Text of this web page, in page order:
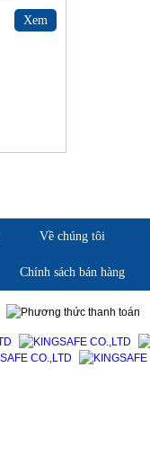
Xem
Về chúng tôi
Chính sách bán hàng